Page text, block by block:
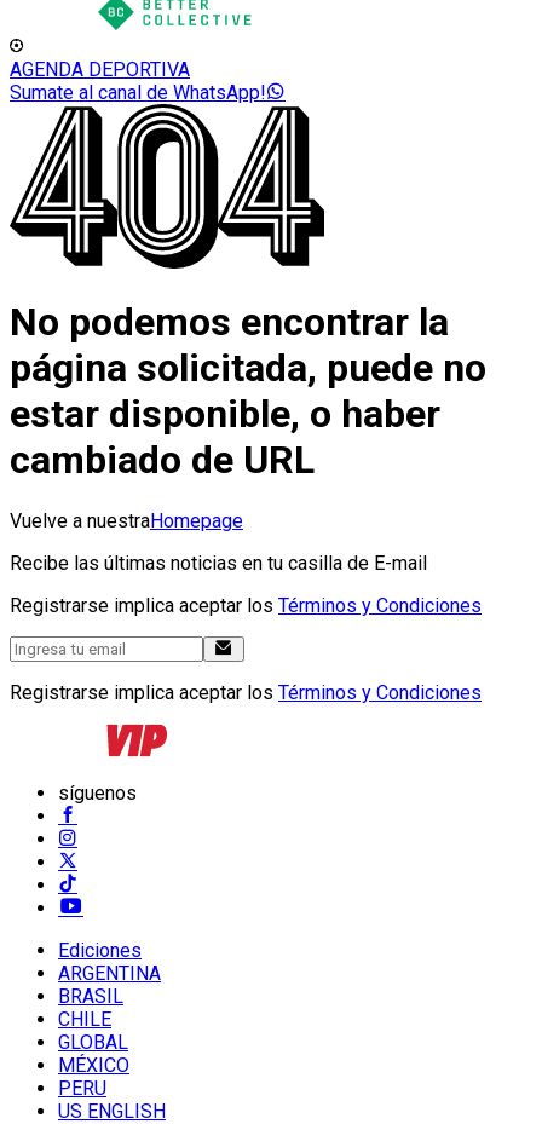
AGENDA DEPORTIVA
Sumate al canal de WhatsApp!
No podemos encontrar la
página solicitada, puede no
estar disponible, o haber
cambiado de URL
Vuelve a nuestraHomepage
Recibe las últimas noticias en tu casilla de E-mail
Registrarse implica aceptar los Términos y Condiciones
Registrarse implica aceptar los Términos y Condiciones
síguenos
Ediciones
ARGENTINA
BRASIL
CHILE
GLOBAL
MÉXICO
PERU
US ENGLISH